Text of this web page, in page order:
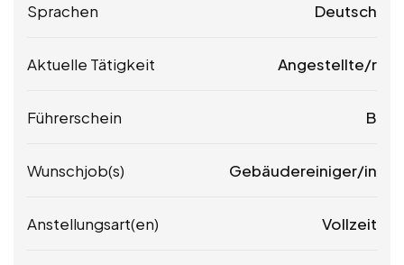
Sprachen Deutsch
Aktuelle Tätigkeit Angestellte/r
Führerschein B
Wunschjob(s) Gebäudereiniger/in
Anstellungsart(en) Vollzeit